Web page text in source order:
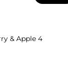
& Apple 4